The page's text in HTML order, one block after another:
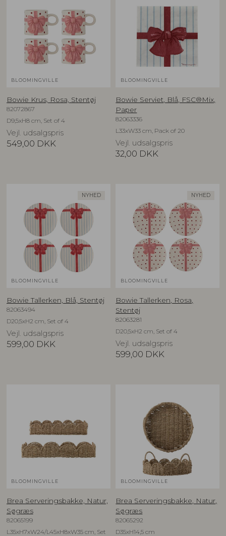
BLOOMINGVILLE
Bowie Krus, Rosa, Stentøj
82072867
D9,5xH8 cm, Set of 4
Vejl. udsalgspris
549,00 DKK
BLOOMINGVILLE
Bowie Serviet, Blå, FSC®Mix,
Paper
82063336
L33xW33 cm, Pack of 20
Vejl. udsalgspris
32,00 DKK
NYHED
BLOOMINGVILLE
Bowie Tallerken, Blå, Stentøj
82063494
D20,5xH2 cm, Set of 4
Vejl. udsalgspris
599,00 DKK
NYHED
BLOOMINGVILLE
Bowie Tallerken, Rosa,
Stentøj
82063281
D20,5xH2 cm, Set of 4
Vejl. udsalgspris
599,00 DKK
BLOOMINGVILLE
Brea Serveringsbakke, Natur,
Søgræs
82065199
L35xH7xW24/L45xH8xW35 cm, Set
BLOOMINGVILLE
Brea Serveringsbakke, Natur,
Søgræs
82065292
D35xH14,5 cm